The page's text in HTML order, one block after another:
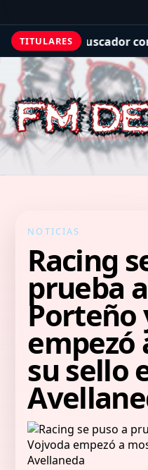
TITULARES
Un buscador con
NOTICIAS
Racing
prueba
Porteño
empezó
su sello